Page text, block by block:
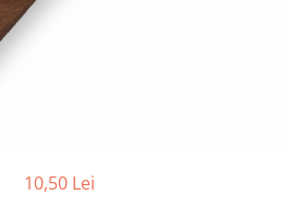
10,50 Lei